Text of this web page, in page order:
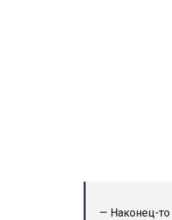
— Наконец-